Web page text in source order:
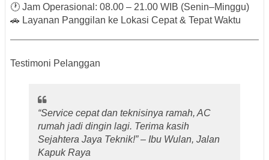
🕐 Jam Operasional: 08.00 – 21.00 WIB (Senin–Minggu)
🚗 Layanan Panggilan ke Lokasi Cepat & Tepat Waktu
Testimoni Pelanggan
“Service cepat dan teknisinya ramah, AC
rumah jadi dingin lagi. Terima kasih
Sejahtera Jaya Teknik!” – Ibu Wulan, Jalan
Kapuk Raya